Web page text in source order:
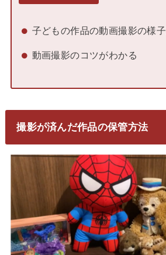
子どもの作品の動画撮影の様
動画撮影のコツがわかる
撮影が済んだ作品の保管方法